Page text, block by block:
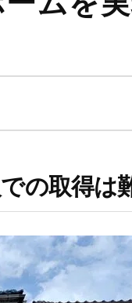
の取得は